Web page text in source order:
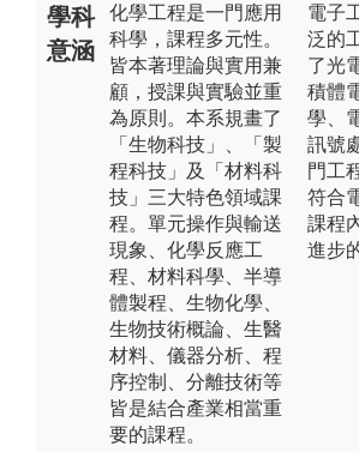
學科
意涵
化學工程是一門應用
科學，課程多元性。
皆本著理論與實用兼
顧，授課與實驗並重
為原則。本系規畫了
「生物科技」、「製
程科技」及「材料科
技」三大特色領域課
程。單元操作與輸送
現象、化學反應工
程、材料科學、半導
體製程、生物化學、
生物技術概論、生醫
材料、儀器分析、程
序控制、分離技術等
皆是結合產業相當重
要的課程。
電子
泛的
了光
積體
學、
訊號
門工
符合
課程
進步